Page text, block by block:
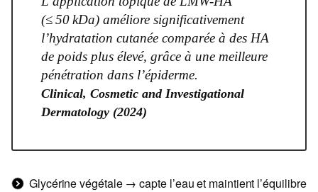
(≤ 50 kDa) améliore significativement
l’hydratation cutanée comparée à des HA
de poids plus élevé, grâce à une meilleure
pénétration dans l’épiderme.
Clinical, Cosmetic and Investigational
Dermatology (2024)
Glycérine végétale → capte l’eau et maintient l’équilibre